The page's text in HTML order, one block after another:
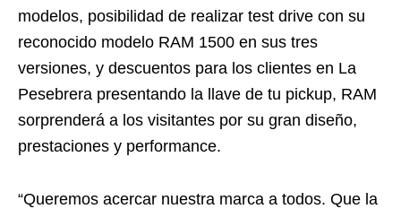
modelos, posibilidad de realizar test drive con su
reconocido modelo RAM 1500 en sus tres
versiones, y descuentos para los clientes en La
Pesebrera presentando la llave de tu pickup, RAM
sorprenderá a los visitantes por su gran diseño,
prestaciones y performance.
“Queremos acercar nuestra marca a todos. Que la